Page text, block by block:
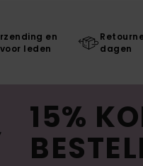
en
leden
dagen
15%